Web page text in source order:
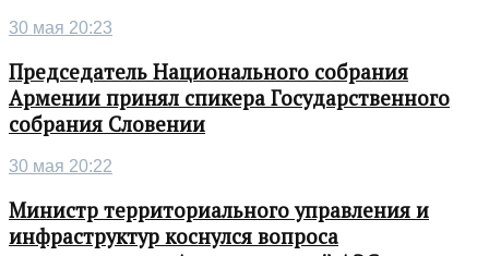
30 мая 20:23
Председатель Национального собрания
Армении принял спикера Государственного
собрания Словении
30 мая 20:22
Министр территориального управления и
инфраструктур коснулся вопроса